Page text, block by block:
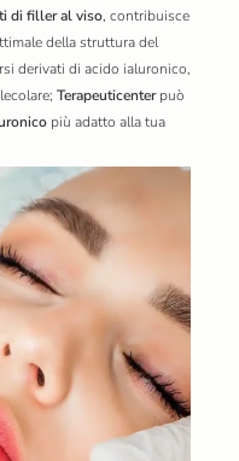
di filler al viso, contribuisce
della struttura del
derivati di acido ialuronico,
Terapeuticenterpuò
più adatto alla tua